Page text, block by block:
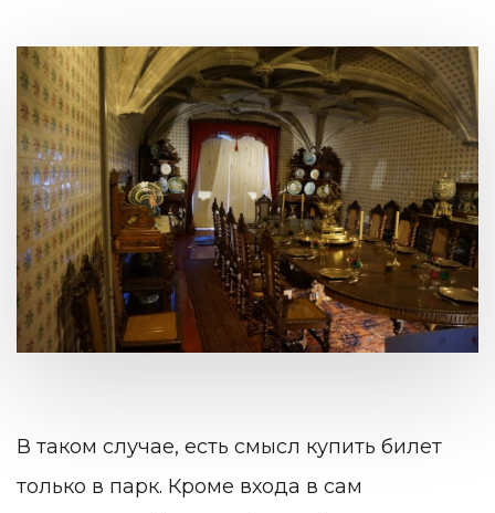
В таком случае, есть смысл купить билет
только в парк. Кроме входа в сам